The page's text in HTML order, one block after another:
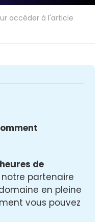
accéder à l'article
de
en pleine
vous pouvez